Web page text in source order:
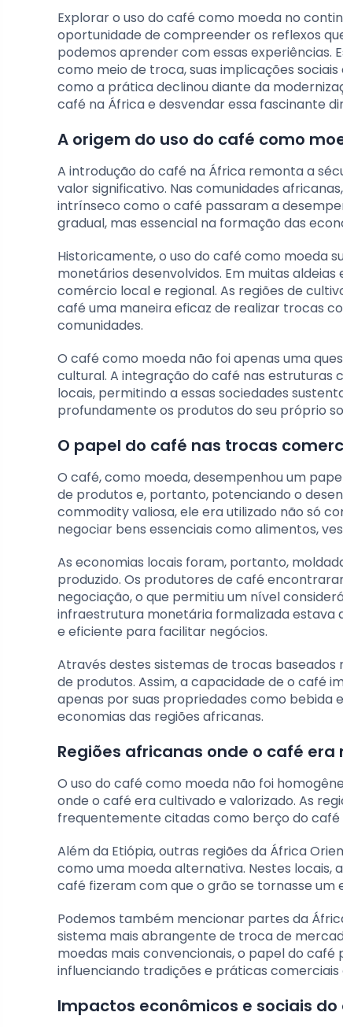
Explorar o uso do café como moeda no
oportunidade de compreender os reflexos
podemos aprender com essas experiências.
como meio de troca, suas implicações
como a prática declinou diante da
café na África e desvendar essa fascinante
A origem do uso do café como
A introdução do café na África remonta a
valor significativo. Nas comunidades
intrínseco como o café passaram a
gradual, mas essencial na formação das
Historicamente, o uso do café como moeda
monetários desenvolvidos. Em muitas
comércio local e regional. As regiões de
café uma maneira eficaz de realizar trocas
comunidades.
O café como moeda não foi apenas uma
cultural. A integração do café nas estruturas
locais, permitindo a essas sociedades
profundamente os produtos do seu próprio
O papel do café nas trocas
O café, como moeda, desempenhou um
de produtos e, portanto, potenciando o
commodity valiosa, ele era utilizado não só
negociar bens essenciais como alimentos,
As economias locais foram, portanto,
produzido. Os produtores de café
negociação, o que permitiu um nível
infraestrutura monetária formalizada estava
e eficiente para facilitar negócios.
Através destes sistemas de trocas
de produtos. Assim, a capacidade de o café
apenas por suas propriedades como bebida
economias das regiões africanas.
Regiões africanas onde o café
O uso do café como moeda não foi
onde o café era cultivado e valorizado. As
frequentemente citadas como berço do
Além da Etiópia, outras regiões da África
como uma moeda alternativa. Nestes locais,
café fizeram com que o grão se tornasse um
Podemos também mencionar partes da
sistema mais abrangente de troca de
moedas mais convencionais, o papel do
influenciando tradições e práticas
Impactos econômicos e sociais